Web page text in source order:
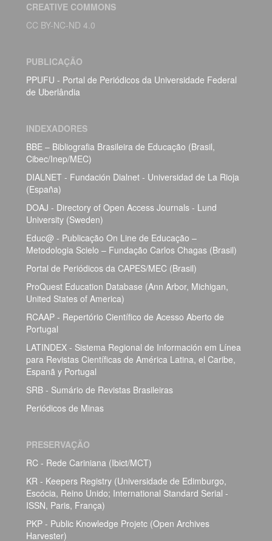
CREATIVE COMMONS
CC BY-NC-ND 4.0
PUBLICAÇÃO
PPUFU - Portal de Periódicos da Universidade Federal
de Uberlândia
INDEXADORES
BBE – Bibliografia Brasileira de Educação (Brasil,
Cibec/Inep/MEC)
DIALNET - Fundación Dialnet - Universidad de La Rioja
(España)
DOAJ - Directory of Open Access Journals - Lund
University (Sweden)
Educ@ - Publicação On Line de Educação –
Metodologia Scielo – Fundação Carlos Chagas (Brasil)
Portal de Periódicos da CAPES/MEC (Brasil)
ProQuest Education Database (Ann Arbor, Michigan,
United States of America)
RCAAP - Repertório Científico de Acesso Aberto de
Portugal
LATINDEX - Sistema Regional de Información em Línea
para Revistas Científicas de América Latina, el Caribe,
Espanã y Portugal
SRB - Sumário de Revistas Brasileiras
Periódicos de Minas
PRESERVAÇÃO
RC - Rede Cariniana (Ibict/MCT)
KR - Keepers Registry (Universidade de Edimburgo,
Escócia, Reino Unido; International Standard Serial -
ISSN, Paris, França)
PKP - Public Knowledge Projetc (Open Archives
Harvester)